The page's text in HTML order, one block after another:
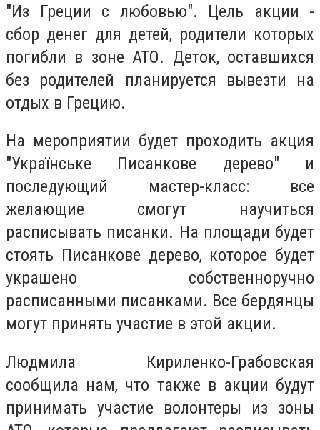
"Из Греции с любовью". Цель акции -
сбор денег для детей, родители которых
погибли в зоне АТО. Деток, оставшихся
без родителей планируется вывезти на
отдых в Грецию.
На мероприятии будет проходить акция
"Українське Писанкове дерево" и
последующий мастер-класс: все
желающие смогут научиться
расписывать писанки. На площади будет
стоять Писанкове дерево, которое будет
украшено собственноручно
расписанными писанками. Все бердянцы
могут принять участие в этой акции.
Людмила Кириленко-Грабовская
сообщила нам, что также в акции будут
принимать участие волонтеры из зоны